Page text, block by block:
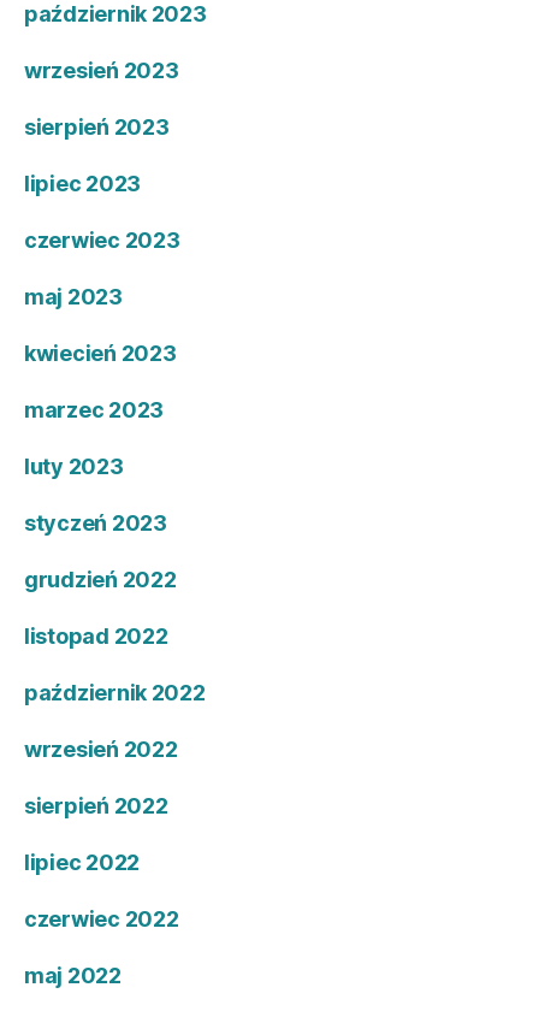
październik 2023
wrzesień 2023
sierpień 2023
lipiec 2023
czerwiec 2023
maj 2023
kwiecień 2023
marzec 2023
luty 2023
styczeń 2023
grudzień 2022
listopad 2022
październik 2022
wrzesień 2022
sierpień 2022
lipiec 2022
czerwiec 2022
maj 2022